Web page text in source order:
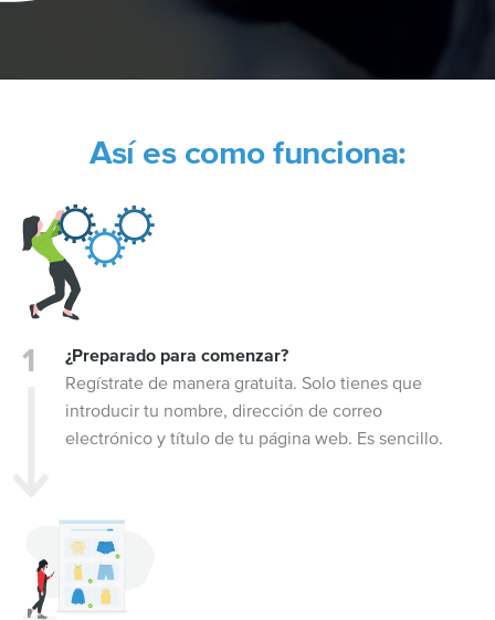
Así es como funciona:
¿Preparado para comenzar?
Regístrate de manera gratuita. Solo tienes que
introducir tu nombre, dirección de correo
electrónico y título de tu página web. Es sencillo.